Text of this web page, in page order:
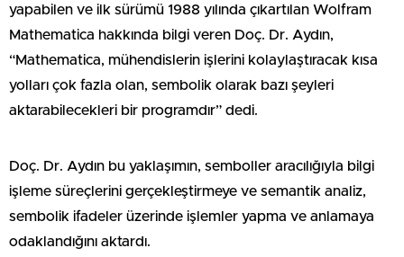
yapabilen ve ilk sürümü 1988 yılında çıkartılan Wolfram
Mathematica hakkında bilgi veren Doç. Dr. Aydın,
“Mathematica, mühendislerin işlerini kolaylaştıracak kısa
yolları çok fazla olan, sembolik olarak bazı şeyleri
aktarabilecekleri bir programdır” dedi.
Doç. Dr. Aydın bu yaklaşımın, semboller aracılığıyla bilgi
işleme süreçlerini gerçekleştirmeye ve semantik analiz,
sembolik ifadeler üzerinde işlemler yapma ve anlamaya
odaklandığını aktardı.